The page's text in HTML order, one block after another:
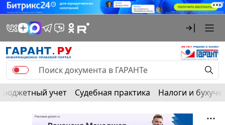
Бюджетный учет Судебная практика Налоги и